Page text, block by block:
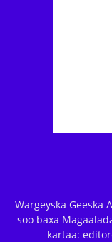
Wargeyska Geeska
soo baxa
kartaa: